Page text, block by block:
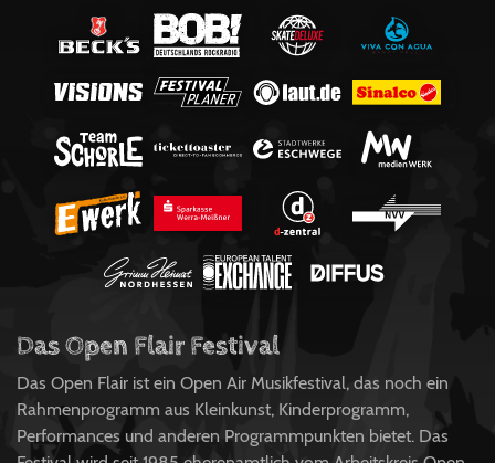
Das Open Flair Festival
Das Open Flair ist ein Open Air Musikfestival, das noch ein
Rahmenprogramm aus Kleinkunst, Kinderprogramm,
Performances und anderen Programmpunkten bietet. Das